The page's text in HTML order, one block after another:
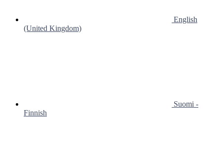
English
(United Kingdom)
Suomi -
Finnish